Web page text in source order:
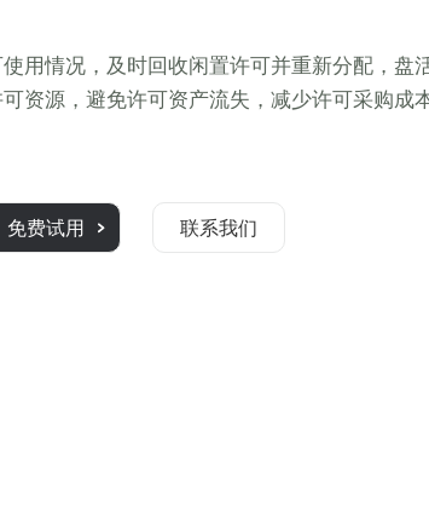
用情况，及时回收闲置许可并重新分配，盘
资源，避免许可资产流失，减少许可采购成本
免费试用 联系我们